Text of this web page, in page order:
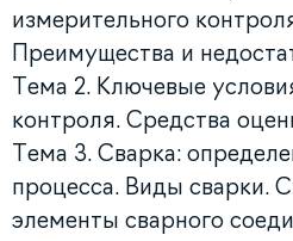
измерительного
Преимущества и
Тема 2. Ключевые
контроля. Средства
Тема 3. Сварка:
процесса. Виды сварки.
элементы сварного